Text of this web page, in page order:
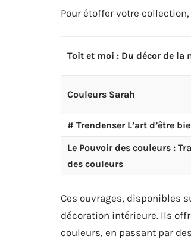
Pour étoffer votre
Toit et moi : Du décor de
Couleurs Sarah
# Trendenser L’art d’être
Le Pouvoir des couleurs :
des couleurs
Ces ouvrages, disponibles
décoration intérieure. Ils
couleurs, en passant par